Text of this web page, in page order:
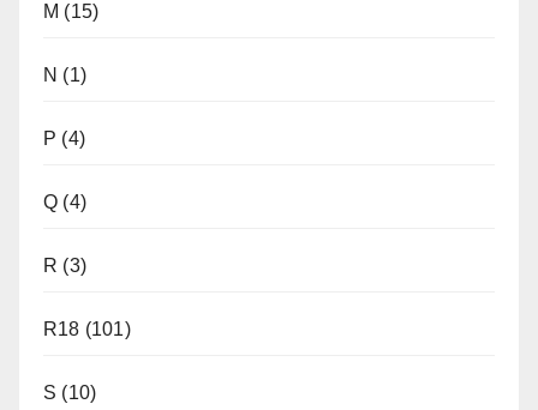
M (15)
N (1)
P (4)
Q (4)
R (3)
R18 (101)
S (10)